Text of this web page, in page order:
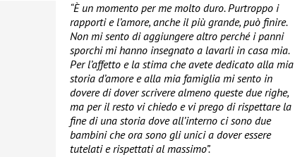
“È un momento per me molto duro. Purtroppo i
rapporti e l’amore, anche il più grande, può finire.
Non mi sento di aggiungere altro perché i panni
sporchi mi hanno insegnato a lavarli in casa mia.
Per l’affetto e la stima che avete dedicato alla mia
storia d’amore e alla mia famiglia mi sento in
dovere di dover scrivere almeno queste due righe,
ma per il resto vi chiedo e vi prego di rispettare la
fine di una storia dove all’interno ci sono due
bambini che ora sono gli unici a dover essere
tutelati e rispettati al massimo”.